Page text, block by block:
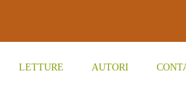
LETTURE AUTORI